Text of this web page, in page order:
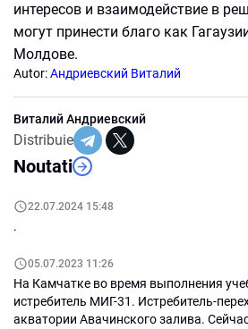
Noutati
22.07.2024 15:48
.
05.07.2023 11:26
На Камчатке во время выполнения
истребитель МИГ-31. Истребитель-
акватории Авачинского залива.
интересов и взаимодействие в
могут принести благо как
Молдове.
Autor:Андриевский Виталий
Виталий Андриевский
Distribuie